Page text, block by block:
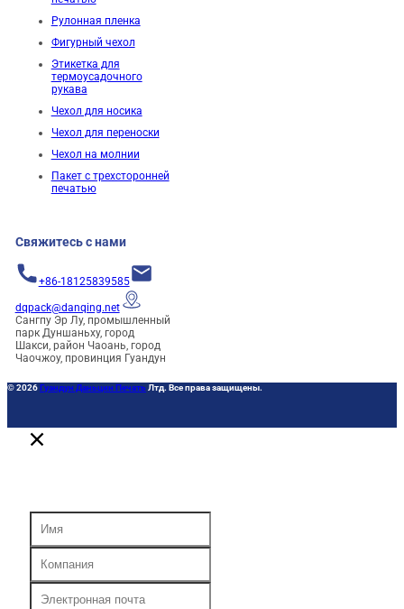
Рулонная пленка
Фигурный чехол
Этикетка для
термоусадочного
рукава
Чехол для носика
Чехол для переноски
Чехол на молнии
Пакет с трехсторонней
печатью
Свяжитесь с нами
+86-18125839585
dqpack@danqing.net
Сангпу Эр Лу, промышленный
парк Дуншаньху, город
Шакси, район Чаоань, город
Чаочжоу, провинция Гуандун
© 2026Гуандун Даньцин ПечатьЛтд. Все права защищены.